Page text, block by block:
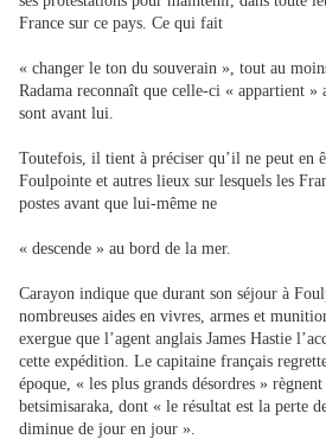
France sur ce pays. Ce qui fait
« changer le ton du souverain », tout au
Radama reconnaît que celle-ci « appartient »
sont avant lui.
Toutefois, il tient à préciser qu’il ne peut en
Foulpointe et autres lieux sur lesquels les
postes avant que lui-même ne
« descende » au bord de la mer.
Carayon indique que durant son séjour à
nombreuses aides en vivres, armes et
exergue que l’agent anglais James Hastie
cette expédition. Le capitaine français
époque, « les plus grands désordres »
betsimisaraka, dont « le résultat est la perte
diminue de jour en jour ».